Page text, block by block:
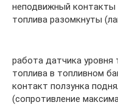
неподвижный контакты
топлива разомкнуты
работа датчика уровня
топлива в топливном
контакт ползунка
(сопротивление